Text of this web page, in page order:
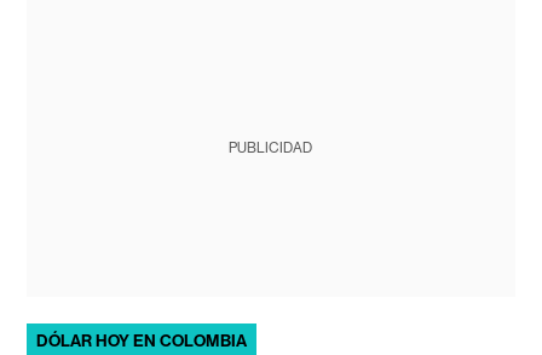
PUBLICIDAD
DÓLAR HOY EN COLOMBIA